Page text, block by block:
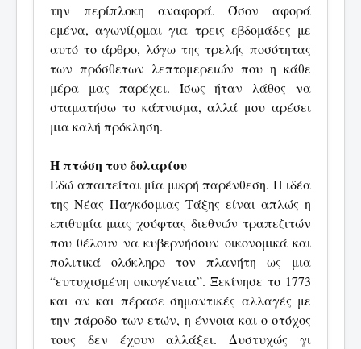
την περίπλοκη αναφορά. Όσον αφορά
εμένα, αγωνίζομαι για τρεις εβδομάδες με
αυτό το άρθρο, λόγω της τρελής ποσότητας
των πρόσθετων λεπτομερειών που η κάθε
μέρα μας παρέχει. Ίσως ήταν λάθος να
σταματήσω το κάπνισμα, αλλά μου αρέσει
μια καλή πρόκληση.
Η πτώση του δολαρίου
Εδώ απαιτείται μία μικρή παρένθεση. Η ιδέα
της Νέας Παγκόσμιας Τάξης είναι απλώς η
επιθυμία μιας χούφτας διεθνών τραπεζιτών
που θέλουν να κυβερνήσουν οικονομικά και
πολιτικά ολόκληρο τον πλανήτη ως μια
“ευτυχισμένη οικογένεια”. Ξεκίνησε το 1773
και αν και πέρασε σημαντικές αλλαγές με
την πάροδο των ετών, η έννοια και ο στόχος
τους δεν έχουν αλλάξει. Δυστυχώς γι